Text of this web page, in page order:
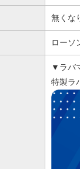
無くな
ローソ
▼ラバ
特製ラ